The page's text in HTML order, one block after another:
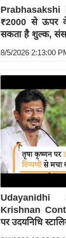
₹2000 से ऊपर
सकता है शुल्क,
8/5/2026 2:13:00
Krishnan
पर उदयनिधि